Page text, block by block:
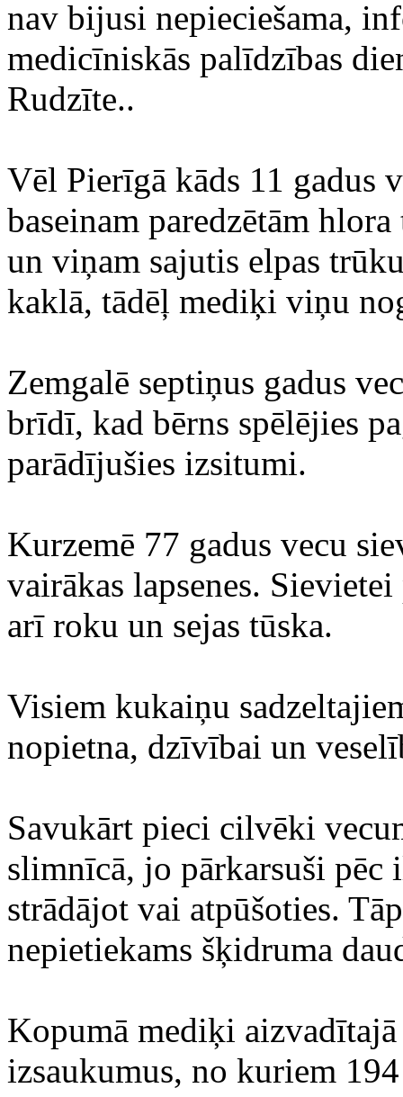
nav bijusi nepieciešama,
medicīniskās palīdzības
Rudzīte..
Vēl Pierīgā kāds 11 gadus
baseinam paredzētām
un viņam sajutis elpas
kaklā, tādēļ mediķi viņu
Zemgalē septiņus gadus
brīdī, kad bērns spēlējies
parādījušies izsitumi.
Kurzemē 77 gadus vecu
vairākas lapsenes.
arī roku un sejas tūska.
Visiem kukaiņu
nopietna, dzīvībai un
Savukārt pieci cilvēki
slimnīcā, jo pārkarsuši pēc
strādājot vai atpūšoties.
nepietiekams šķidruma
Kopumā mediķi
izsaukumus, no kuriem